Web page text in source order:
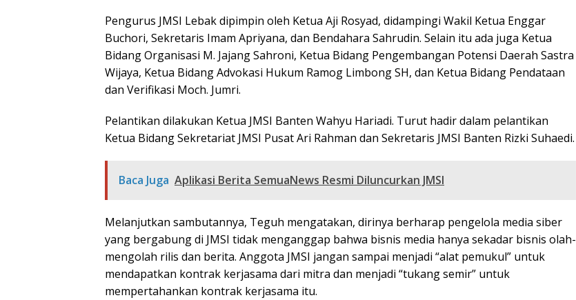
Pengurus JMSI Lebak dipimpin oleh Ketua Aji Rosyad, didampingi Wakil Ketua Enggar
Buchori, Sekretaris Imam Apriyana, dan Bendahara Sahrudin. Selain itu ada juga Ketua
Bidang Organisasi M. Jajang Sahroni, Ketua Bidang Pengembangan Potensi Daerah Sastra
Wijaya, Ketua Bidang Advokasi Hukum Ramog Limbong SH, dan Ketua Bidang Pendataan
dan Verifikasi Moch. Jumri.
Pelantikan dilakukan Ketua JMSI Banten Wahyu Hariadi. Turut hadir dalam pelantikan
Ketua Bidang Sekretariat JMSI Pusat Ari Rahman dan Sekretaris JMSI Banten Rizki Suhaedi.
Baca Juga Aplikasi Berita SemuaNews Resmi Diluncurkan JMSI
Melanjutkan sambutannya, Teguh mengatakan, dirinya berharap pengelola media siber
yang bergabung di JMSI tidak menganggap bahwa bisnis media hanya sekadar bisnis olah-
mengolah rilis dan berita. Anggota JMSI jangan sampai menjadi “alat pemukul” untuk
mendapatkan kontrak kerjasama dari mitra dan menjadi “tukang semir” untuk
mempertahankan kontrak kerjasama itu.